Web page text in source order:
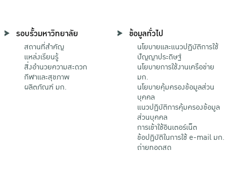
รอบรั้วมหาวิทยาลัย
สถานที่สำคัญ
แหล่งเรียนรู้
สิ่งอำนวยความสะดวก
กีฬาและสุขภาพ
ผลิตภัณฑ์ มก.
ข้อมูลทั่วไป
นโยบายและแนวปฏิบัติการใช้
ปัญญาประดิษฐ์
นโยบายการใช้งานเครือข่าย
มก.
นโยบายคุ้มครองข้อมูลส่วน
บุคคล
แนวปฏิบัติการคุ้มครองข้อมูล
ส่วนบุคคล
การเข้าใช้อินเตอร์เน็ต
ข้อปฏิบัติในการใช้ e-mail มก.
ถ่ายทอดสด